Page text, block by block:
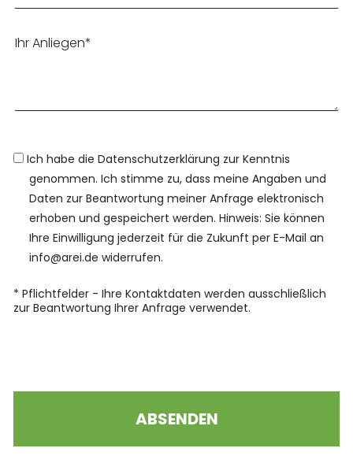
Ich habe die Datenschutzerklärung zur Kenntnis
genommen. Ich stimme zu, dass meine Angaben und
Daten zur Beantwortung meiner Anfrage elektronisch
erhoben und gespeichert werden. Hinweis: Sie können
Ihre Einwilligung jederzeit für die Zukunft per E-Mail an
info@arei.de widerrufen.
* Pflichtfelder - Ihre Kontaktdaten werden ausschließlich
zur Beantwortung Ihrer Anfrage verwendet.